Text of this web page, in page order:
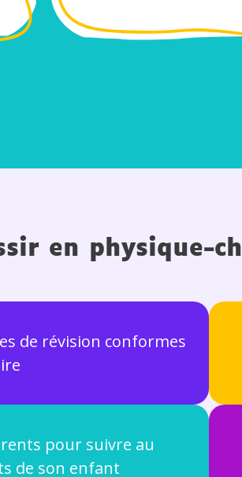
en physique-
de révision conformes
pour suivre au
de son enfant